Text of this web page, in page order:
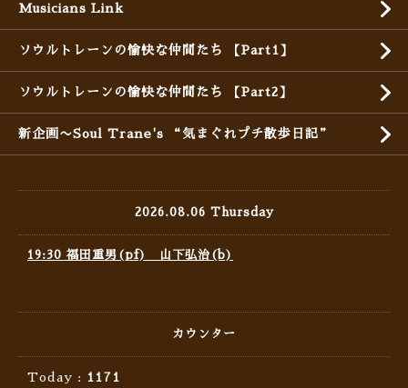
Musicians Link
ソウルトレーンの愉快な仲間たち 【Part1】
ソウルトレーンの愉快な仲間たち 【Part2】
新企画〜Soul Trane's “気まぐれプチ散歩日記”
2026.08.06 Thursday
19:30 福田重男(pf) 山下弘治(b)
カウンター
Today : 1171